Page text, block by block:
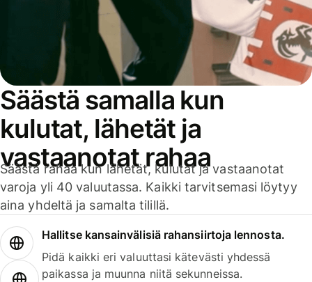
Säästä samalla kun
kulutat, lähetät ja
vastaanotat rahaa
Säästä rahaa kun lähetät, kulutat ja vastaanotat
varoja yli 40 valuutassa. Kaikki tarvitsemasi löytyy
aina yhdeltä ja samalta tilillä.
Hallitse kansainvälisiä rahansiirtoja lennosta.
Pidä kaikki eri valuuttasi kätevästi yhdessä
paikassa ja muunna niitä sekunneissa.